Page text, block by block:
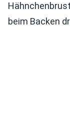
beim Backen